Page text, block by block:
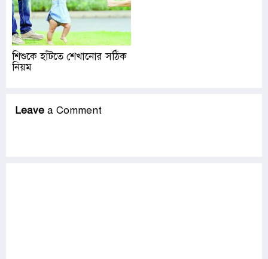
শিশুকে হাঁটতে শেখানোর সঠিক
নিয়ম
Leave a Comment